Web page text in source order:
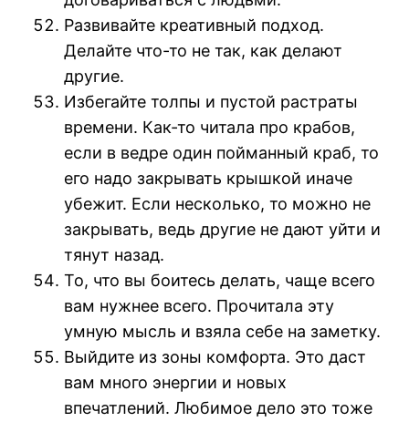
Развивайте креативный подход.
Делайте что-то не так, как делают
другие.
Избегайте толпы и пустой растраты
времени. Как-то читала про крабов,
если в ведре один пойманный краб, то
его надо закрывать крышкой иначе
убежит. Если несколько, то можно не
закрывать, ведь другие не дают уйти и
тянут назад.
То, что вы боитесь делать, чаще всего
вам нужнее всего. Прочитала эту
умную мысль и взяла себе на заметку.
Выйдите из зоны комфорта. Это даст
вам много энергии и новых
впечатлений. Любимое дело это тоже